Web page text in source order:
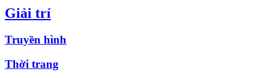
Giải trí
Truyền hình
Thời trang